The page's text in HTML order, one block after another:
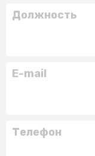
Должность
E-mail
Телефон